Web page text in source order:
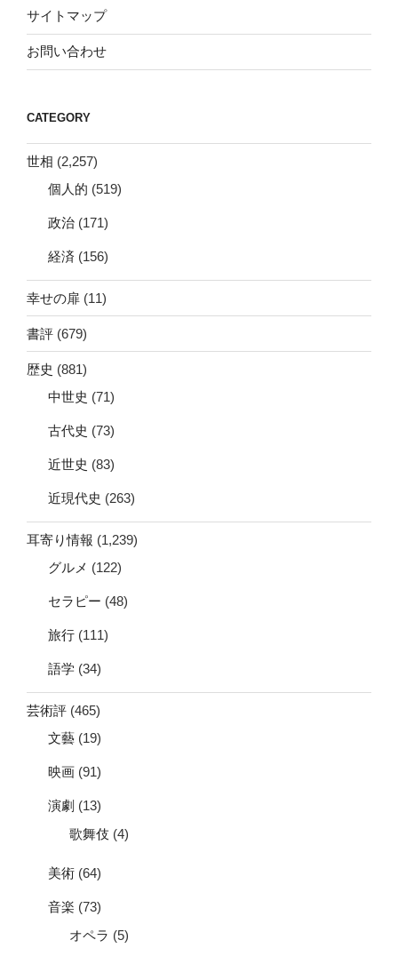
サイトマップ
お問い合わせ
CATEGORY
世相 (2,257)
個人的 (519)
政治 (171)
経済 (156)
幸せの扉 (11)
書評 (679)
歴史 (881)
中世史 (71)
古代史 (73)
近世史 (83)
近現代史 (263)
耳寄り情報 (1,239)
グルメ (122)
セラピー (48)
旅行 (111)
語学 (34)
芸術評 (465)
文藝 (19)
映画 (91)
演劇 (13)
歌舞伎 (4)
美術 (64)
音楽 (73)
オペラ (5)